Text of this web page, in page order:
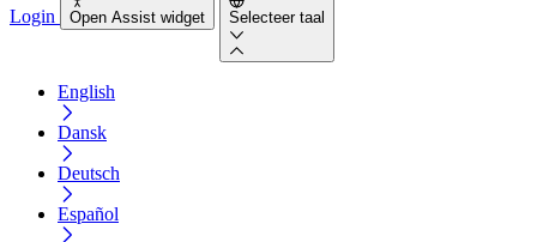
Login Open Assist widget Selecteer taal
English
Dansk
Deutsch
Español